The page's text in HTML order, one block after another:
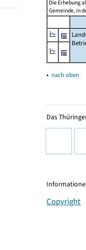
Die Erhebung
Gemeinde, in
▴ nach oben
Das
Copyright